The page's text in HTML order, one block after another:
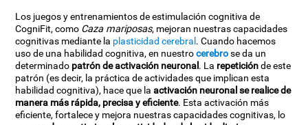
Los juegos y entrenamientos de estimulación cognitiva de
CogniFit, como Caza mariposas, mejoran nuestras capacidades
cognitivas mediante la plasticidad cerebral. Cuando hacemos
uso de una habilidad cognitiva, en nuestrocerebrose da un
determinado patrón de activación neuronal. La repeticiónde este
patrón (es decir, la práctica de actividades que implican esta
habilidad cognitiva), hace que laactivación neuronal se realice de
manera más rápida, precisa y eficiente. Esta activación más
eficiente, fortalece y mejora nuestras capacidades cognitivas, lo